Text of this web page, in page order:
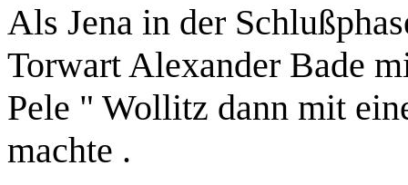
Als Jena in der
Torwart Alexander Bade
Pele " Wollitz dann mit
machte .